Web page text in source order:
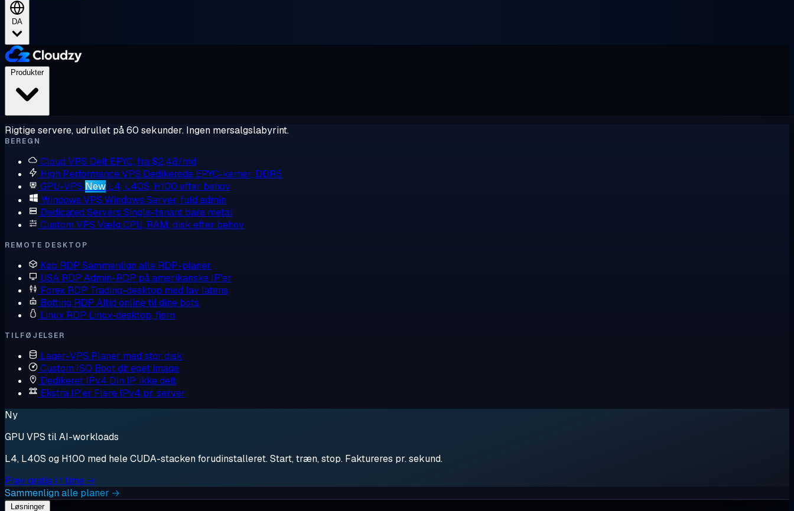
DA
Produkter
Rigtige servere, udrullet på 60 sekunder. Ingen mersalgslabyrint.
BEREGN
Cloud VPS Delt EPYC, fra $2,48/md
High Performance VPS Dedikerede EPYC-kerner, DDR5
GPU-VPS New L4, L40S, H100 efter behov
Windows VPS Windows Server, fuld admin
Dedicated Servers Single-tenant bare metal
Custom VPS Vælg CPU, RAM, disk efter behov
REMOTE DESKTOP
Køb RDP Sammenlign alle RDP-planer
USA RDP Admin-RDP på amerikanske IP'er
Forex RDP Trading-desktop med lav latens
Botting RDP Altid online til dine bots
Linux RDP Linux-desktop, fjern
TILFØJELSER
Lager-VPS Planer med stor disk
Custom ISO Boot dit eget image
Dedikeret IPv4 Din IP, ikke delt
Ekstra IP'er Flere IPv4 pr. server
Ny
GPU VPS til AI-workloads
L4, L40S og H100 med hele CUDA-stacken forudinstalleret. Start, træn, stop. Faktureres pr. sekund.
Prøv gratis i 1 time →
Sammenlign alle planer →
Løsninger